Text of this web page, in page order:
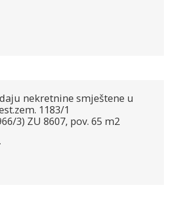
nekretnine smještene u
1183/1
3) ZU 8607, pov. 65 m2